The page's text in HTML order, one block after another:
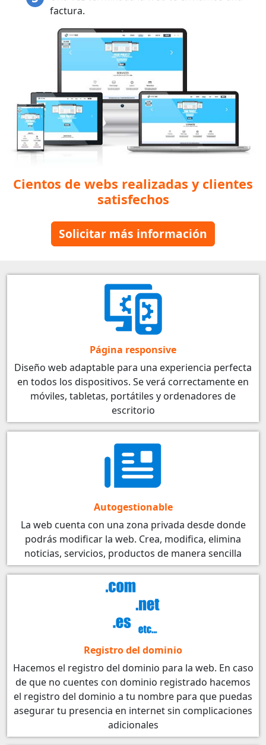
factura.
Cientos de webs realizadas y clientes
satisfechos
Solicitar más información
Página responsive
Diseño web adaptable para una experiencia perfecta
en todos los dispositivos. Se verá correctamente en
móviles, tabletas, portátiles y ordenadores de
escritorio
Autogestionable
La web cuenta con una zona privada desde donde
podrás modificar la web. Crea, modifica, elimina
noticias, servicios, productos de manera sencilla
Registro del dominio
Hacemos el registro del dominio para la web. En caso
de que no cuentes con dominio registrado hacemos
el registro del dominio a tu nombre para que puedas
asegurar tu presencia en internet sin complicaciones
adicionales